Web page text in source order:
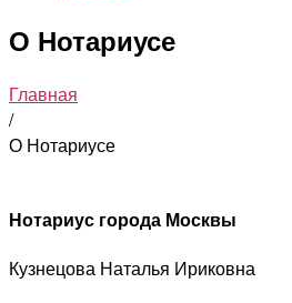
О Нотариусе
Главная
/
О Нотариусе
Нотариус города Москвы
Кузнецова Наталья Ириковна